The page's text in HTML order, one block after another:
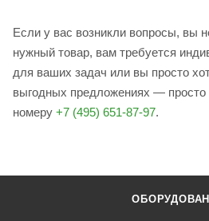
Если у вас возникли вопросы, вы
нужный товар, вам требуется
для ваших задач или вы просто
выгодных предложениях — просто
номеру +7 (495) 651-87-97.